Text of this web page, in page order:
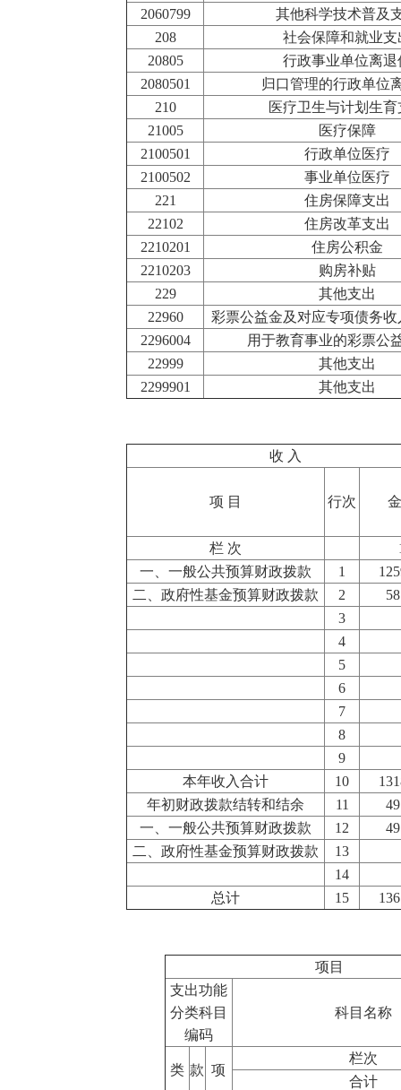
2060799
其他科学技术普及
208
社会保障和就业支
20805
行政事业单位离退
2080501
归口管理的行政单位
210
医疗卫生与计划生育
21005
医疗保障
2100501
行政单位医疗
2100502
事业单位医疗
221
住房保障支出
22102
住房改革支出
2210201
住房公积金
2210203
购房补贴
229
其他支出
22960
彩票公益金及对应专项债务
2296004
用于教育事业的彩票公
22999
其他支出
2299901
其他支出
收 入
项 目 行次
栏 次
一、一般公共预算财政拨款
1
二、政府性基金预算财政拨款
2
3
4
5
6
7
8
9
本年收入合计
10
年初财政拨款结转和结余
11
一、一般公共预算财政拨款
12
二、政府性基金预算财政拨款
13
14
总计
15
项目
支出功能
分类科目
编码
科目名称
类 款 项
栏次
合计